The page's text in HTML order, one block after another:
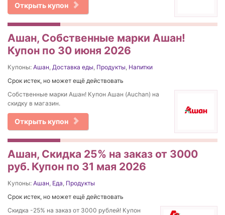
Открыть купон
Ашан, Собственные марки Ашан!
Купон по 30 июня 2026
Купоны: Ашан, Доставка еды, Продукты, Напитки
Срок истек, но может ещё действовать
Собственные марки Ашан! Купон Ашан (Auchan) на
скидку в магазин.
Открыть купон
Ашан, Скидка 25% на заказ от 3000
руб. Купон по 31 мая 2026
Купоны: Ашан, Еда, Продукты
Срок истек, но может ещё действовать
Скидка -25% на заказ от 3000 рублей! Купон